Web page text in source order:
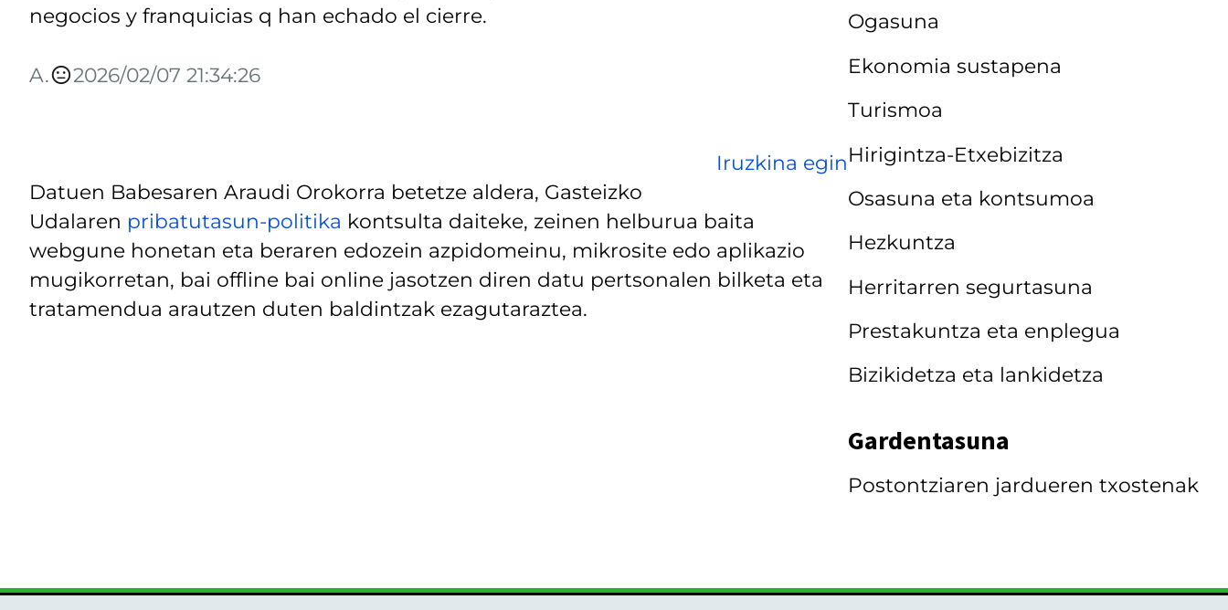
negocios y franquicias q han echado el cierre.
A. 2026/02/07 21:34:26
Iruzkina egin
Datuen Babesaren Araudi Orokorra betetze aldera, Gasteizko
Udalaren pribatutasun-politika kontsulta daiteke, zeinen helburua baita
webgune honetan eta beraren edozein azpidomeinu, mikrosite edo aplikazio
mugikorretan, bai offline bai online jasotzen diren datu pertsonalen bilketa eta
tratamendua arautzen duten baldintzak ezagutaraztea.
Ogasuna
Ekonomia sustapena
Turismoa
Hirigintza-Etxebizitza
Osasuna eta kontsumoa
Hezkuntza
Herritarren segurtasuna
Prestakuntza eta enplegua
Bizikidetza eta lankidetza
Gardentasuna
Postontziaren jardueren txostenak